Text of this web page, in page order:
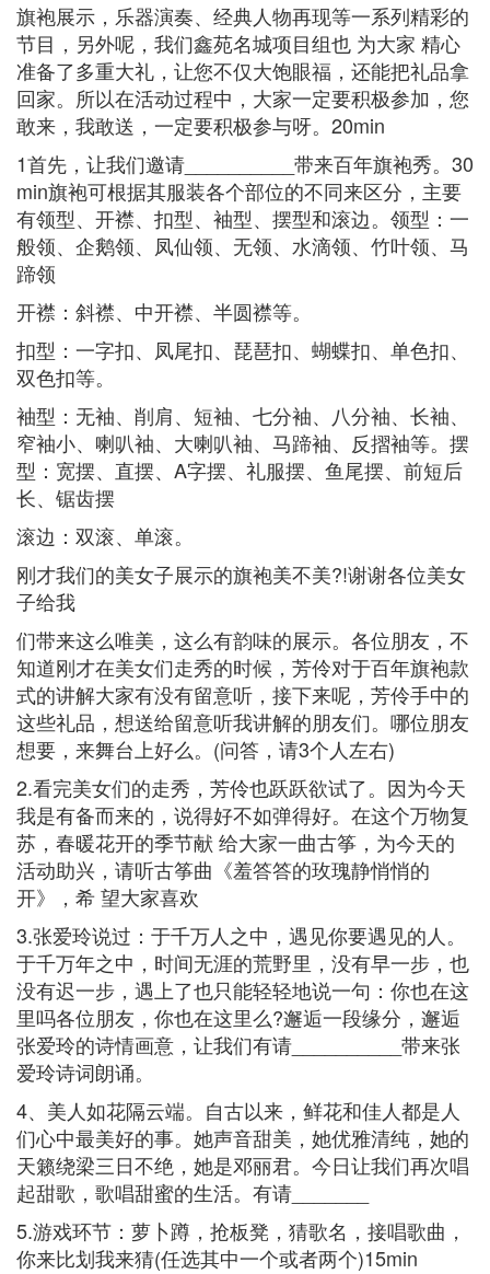
旗袍展示，乐器演奏、经典人物再现等一系列精彩的
节目，另外呢，我们鑫苑名城项目组也 为大家 精心
准备了多重大礼，让您不仅大饱眼福，还能把礼品拿
回家。所以在活动过程中，大家一定要积极参加，您
敢来，我敢送，一定要积极参与呀。20min
1首先，让我们邀请__________带来百年旗袍秀。30
min旗袍可根据其服装各个部位的不同来区分，主要
有领型、开襟、扣型、袖型、摆型和滚边。领型：一
般领、企鹅领、凤仙领、无领、水滴领、竹叶领、马
蹄领
开襟：斜襟、中开襟、半圆襟等。
扣型：一字扣、凤尾扣、琵琶扣、蝴蝶扣、单色扣、
双色扣等。
袖型：无袖、削肩、短袖、七分袖、八分袖、长袖、
窄袖小、喇叭袖、大喇叭袖、马蹄袖、反摺袖等。摆
型：宽摆、直摆、A字摆、礼服摆、鱼尾摆、前短后
长、锯齿摆
滚边：双滚、单滚。
刚才我们的美女子展示的旗袍美不美?!谢谢各位美女
子给我
们带来这么唯美，这么有韵味的展示。各位朋友，不
知道刚才在美女们走秀的时候，芳伶对于百年旗袍款
式的讲解大家有没有留意听，接下来呢，芳伶手中的
这些礼品，想送给留意听我讲解的朋友们。哪位朋友
想要，来舞台上好么。(问答，请3个人左右)
2.看完美女们的走秀，芳伶也跃跃欲试了。因为今天
我是有备而来的，说得好不如弹得好。在这个万物复
苏，春暖花开的季节献 给大家一曲古筝，为今天的
活动助兴，请听古筝曲《羞答答的玫瑰静悄悄的
开》，希 望大家喜欢
3.张爱玲说过：于千万人之中，遇见你要遇见的人。
于千万年之中，时间无涯的荒野里，没有早一步，也
没有迟一步，遇上了也只能轻轻地说一句：你也在这
里吗各位朋友，你也在这里么?邂逅一段缘分，邂逅
张爱玲的诗情画意，让我们有请__________带来张
爱玲诗词朗诵。
4、美人如花隔云端。自古以来，鲜花和佳人都是人
们心中最美好的事。她声音甜美，她优雅清纯，她的
天籁绕梁三日不绝，她是邓丽君。今日让我们再次唱
起甜歌，歌唱甜蜜的生活。有请_______
5.游戏环节：萝卜蹲，抢板凳，猜歌名，接唱歌曲，
你来比划我来猜(任选其中一个或者两个)15min